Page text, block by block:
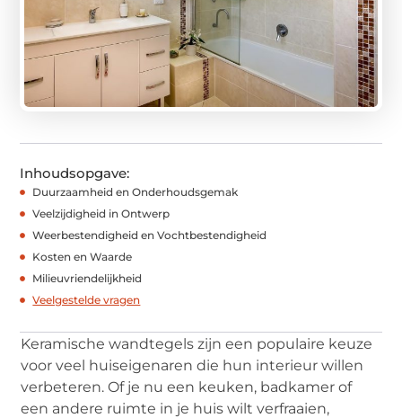
Inhoudsopgave:
Duurzaamheid en Onderhoudsgemak
Veelzijdigheid in Ontwerp
Weerbestendigheid en Vochtbestendigheid
Kosten en Waarde
Milieuvriendelijkheid
Veelgestelde vragen
Keramische wandtegels zijn een populaire keuze
voor veel huiseigenaren die hun interieur willen
verbeteren. Of je nu een keuken, badkamer of
een andere ruimte in je huis wilt verfraaien,